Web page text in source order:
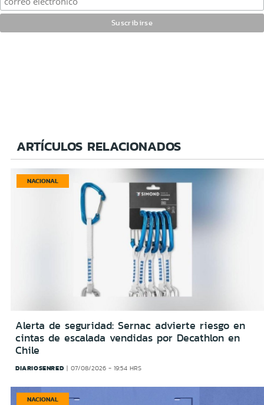
ARTÍCULOS RELACIONADOS
NACIONAL
Alerta de seguridad: Sernac advierte riesgo en
cintas de escalada vendidas por Decathlon en
Chile
DIARIOSENRED 07/08/2026 - 19:54 HRS
NACIONAL